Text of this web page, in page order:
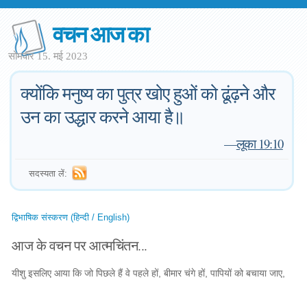
वचन आज का
सोमवार 15. मई 2023
क्योंकि मनुष्य का पुत्र खोए हुओं को ढूंढ़ने और
उन का उद्धार करने आया है॥
—लूका 19:10
सदस्यता लें:
द्विभाषिक संस्करण (हिन्दी / English)
आज के वचन पर आत्मचिंतन...
यीशु इसलिए आया कि जो पिछले हैं वे पहले हों, बीमार चंगे हों, पापियों को बचाया जाए,